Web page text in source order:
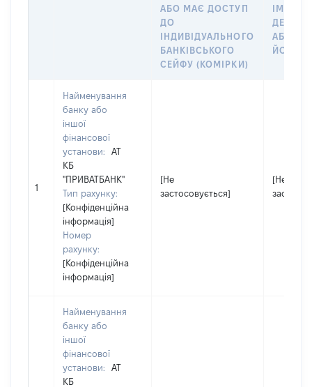
АБО МАЄ ДОСТУП
ДО
ІНДИВІДУАЛЬНОГО
БАНКІВСЬКОГО
СЕЙФУ (КОМІРКИ)
ІМ’Я
АБО
ЙОГО
1
Найменування
банку або
іншої
фінансової
установи:
АТ
КБ
"ПРИВАТБАНК"
Тип рахунку:
[Конфіденційна
інформація]
Номер
рахунку:
[Конфіденційна
інформація]
[Не
застосовується]
[Не
Найменування
банку або
іншої
фінансової
установи:
АТ
КБ